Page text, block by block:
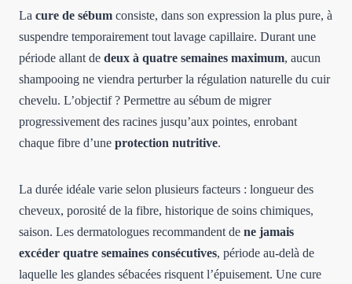
La cure de sébum consiste, dans son expression la plus pure, à
suspendre temporairement tout lavage capillaire. Durant une
période allant de deux à quatre semaines maximum, aucun
shampooing ne viendra perturber la régulation naturelle du cuir
chevelu. L’objectif ? Permettre au sébum de migrer
progressivement des racines jusqu’aux pointes, enrobant
chaque fibre d’une protection nutritive.
La durée idéale varie selon plusieurs facteurs : longueur des
cheveux, porosité de la fibre, historique de soins chimiques,
saison. Les dermatologues recommandent de ne jamais
excéder quatre semaines consécutives, période au-delà de
laquelle les glandes sébacées risquent l’épuisement. Une cure